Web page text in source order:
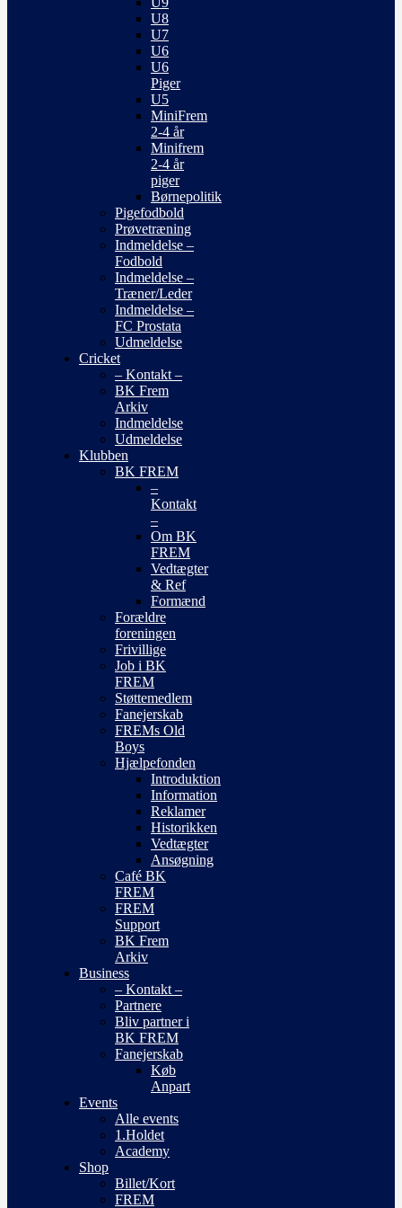
U8
U7
U6
U6
Piger
U5
MiniFrem
2-4 år
Minifrem
2-4 år
piger
Børnepolitik
Pigefodbold
Prøvetræning
Indmeldelse –
Fodbold
Indmeldelse –
Træner/Leder
Indmeldelse –
FC Prostata
Udmeldelse
Cricket
– Kontakt –
BK Frem
Arkiv
Indmeldelse
Udmeldelse
Klubben
BK FREM
–
Kontakt
–
Om BK
FREM
Vedtægter
& Ref
Formænd
Forældre
foreningen
Frivillige
Job i BK
FREM
Støttemedlem
Fanejerskab
FREMs Old
Boys
Hjælpefonden
Introduktion
Information
Reklamer
Historikken
Vedtægter
Ansøgning
Café BK
FREM
FREM
Support
BK Frem
Arkiv
Business
– Kontakt –
Partnere
Bliv partner i
BK FREM
Fanejerskab
Køb
Anpart
Events
Alle events
1.Holdet
Academy
Shop
Billet/Kort
FREM